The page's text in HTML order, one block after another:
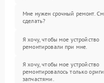
Мне нужен срочный ремонт.
сделать?
Я хочу, чтобы мое устройство
ремонтировали при мне.
Я хочу, чтобы мое устройство
ремонтировалось только
запчастями.